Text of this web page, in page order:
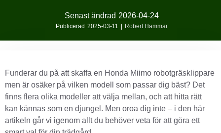
Senast ändrad 2026-04-24
Publicerad 2025-03-11 Robert Hammar
Funderar du på att skaffa en Honda Miimo robotgräsklippare
men är osäker på vilken modell som passar dig bäst? Det
finns flera olika modeller att välja mellan, och att hitta rätt
kan kännas som en djungel. Men oroa dig inte – i den här
artikeln går vi igenom allt du behöver veta för att göra ett